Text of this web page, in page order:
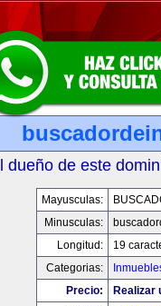
dueño de este
Mayusculas:
Minusculas:
Longitud:
19
Categorias:
Precio:
Realizar